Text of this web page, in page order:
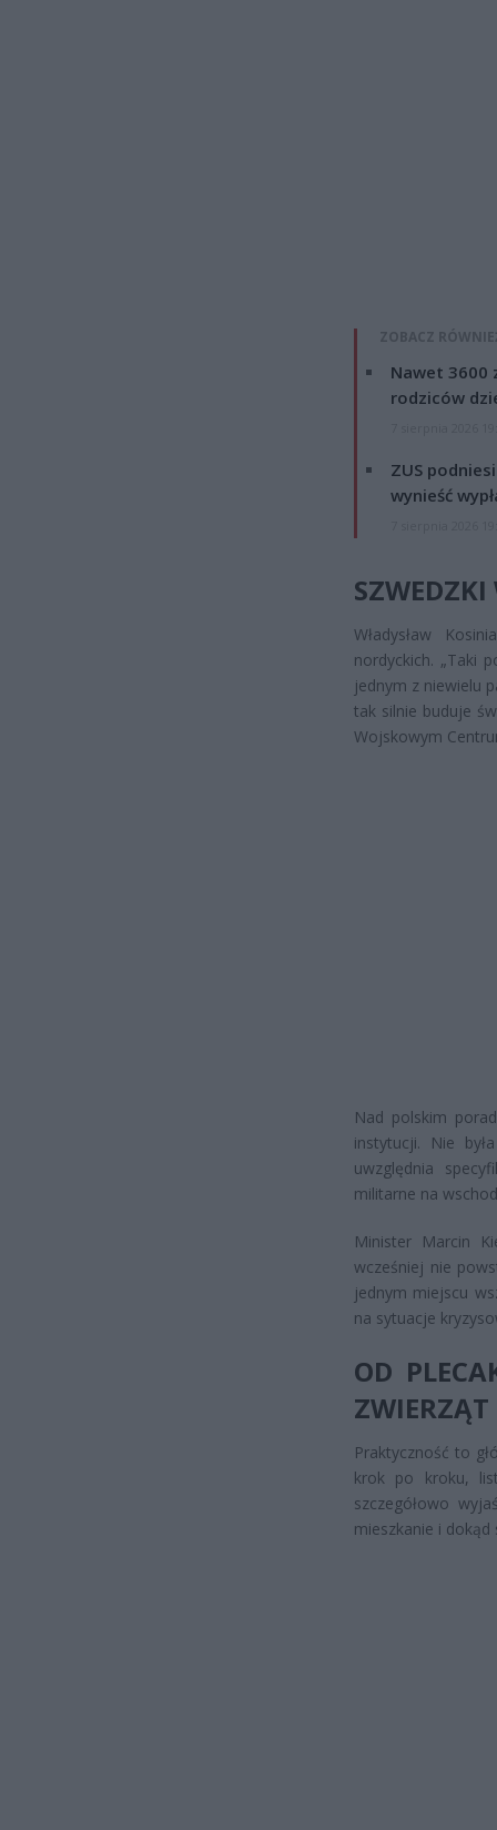
ZOBACZ
Nawet 3600
rodziców
ZUS
wynieść
SZWEDZKI
Władysław
nordyckich. „Taki
jednym z niewielu
tak silnie buduje
Wojskowym
Nad polskim
instytucji. Nie
uwzględnia
militarne na
Minister Marcin
wcześniej nie
jednym miejscu
na sytuacje
OD
ZWIERZĄT
Praktyczność to
krok po kroku,
szczegółowo
mieszkanie i dokąd